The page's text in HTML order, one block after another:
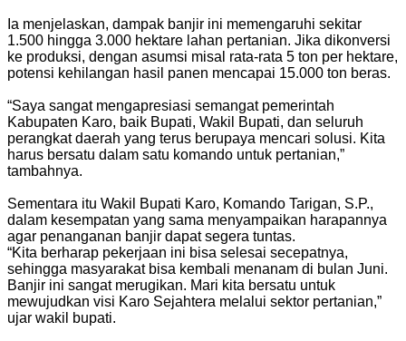
Ia menjelaskan, dampak banjir ini memengaruhi sekitar
1.500 hingga 3.000 hektare lahan pertanian. Jika dikonversi
ke produksi, dengan asumsi misal rata-rata 5 ton per hektare,
potensi kehilangan hasil panen mencapai 15.000 ton beras.
“Saya sangat mengapresiasi semangat pemerintah
Kabupaten Karo, baik Bupati, Wakil Bupati, dan seluruh
perangkat daerah yang terus berupaya mencari solusi. Kita
harus bersatu dalam satu komando untuk pertanian,”
tambahnya.
Sementara itu Wakil Bupati Karo, Komando Tarigan, S.P.,
dalam kesempatan yang sama menyampaikan harapannya
agar penanganan banjir dapat segera tuntas.
“Kita berharap pekerjaan ini bisa selesai secepatnya,
sehingga masyarakat bisa kembali menanam di bulan Juni.
Banjir ini sangat merugikan. Mari kita bersatu untuk
mewujudkan visi Karo Sejahtera melalui sektor pertanian,”
ujar wakil bupati.